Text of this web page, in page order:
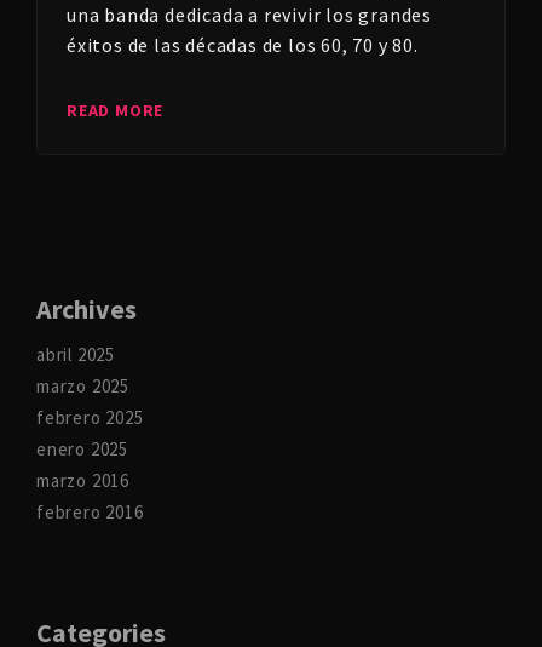
una banda dedicada a revivir los grandes
éxitos de las décadas de los 60, 70 y 80.​
READ MORE
Archives
abril 2025
marzo 2025
febrero 2025
enero 2025
marzo 2016
febrero 2016
Categories